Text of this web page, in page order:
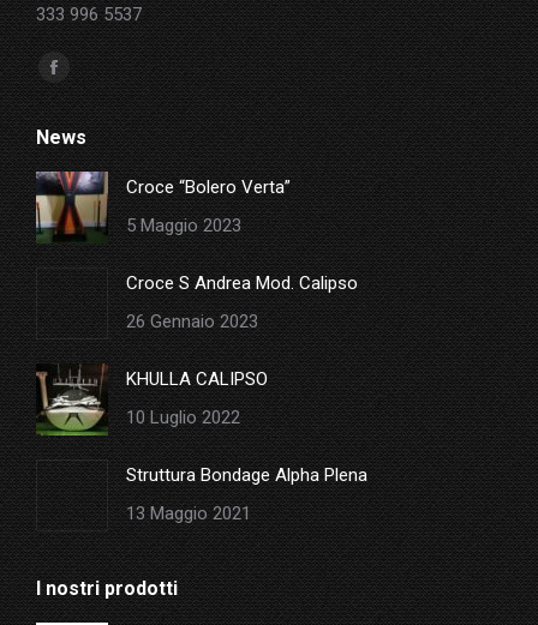
333 996 5537
Ci puoi trovare su:
Facebook
page
opens
in
new
window
News
Croce “Bolero Verta”
5 Maggio 2023
Croce S Andrea Mod. Calipso
26 Gennaio 2023
KHULLA CALIPSO
10 Luglio 2022
Struttura Bondage Alpha Plena
13 Maggio 2021
I nostri prodotti